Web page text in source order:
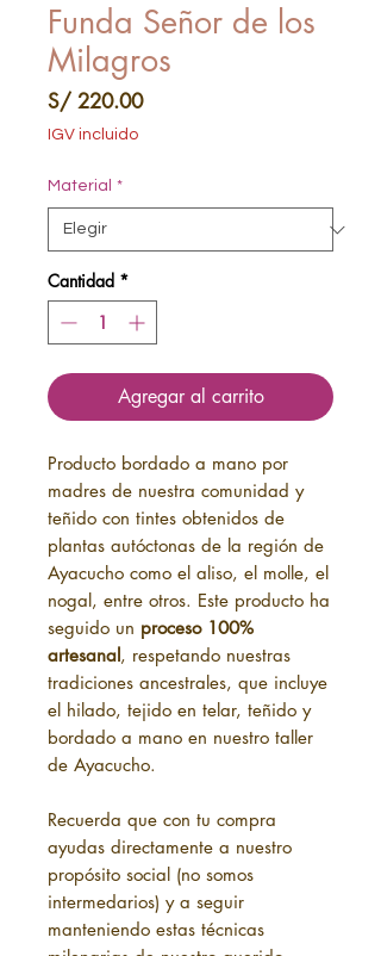
Funda Señor de los
Milagros
S/ 220.00Precio
IGV incluido
Material *
Cantidad *
Agregar al carrito
Producto bordado a mano por
madres de nuestra comunidad y
teñido con tintes obtenidos de
plantas autóctonas de la región de
Ayacucho como el aliso, el molle, el
nogal, entre otros. Este producto ha
seguido un proceso 100%
artesanal, respetando nuestras
tradiciones ancestrales, que incluye
el hilado, tejido en telar, teñido y
bordado a mano en nuestro taller
de Ayacucho.
Recuerda que con tu compra
ayudas directamente a nuestro
propósito social (no somos
intermedarios) y a seguir
manteniendo estas técnicas